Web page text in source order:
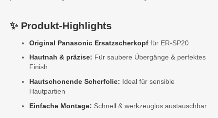
✨ Produkt-Highlights
Original Panasonic Ersatzscherkopf für ER-SP20
Hautnah & präzise: Für saubere Übergänge & perfektes
Finish
Hautschonende Scherfolie: Ideal für sensible
Hautpartien
Einfache Montage: Schnell & werkzeuglos austauschbar